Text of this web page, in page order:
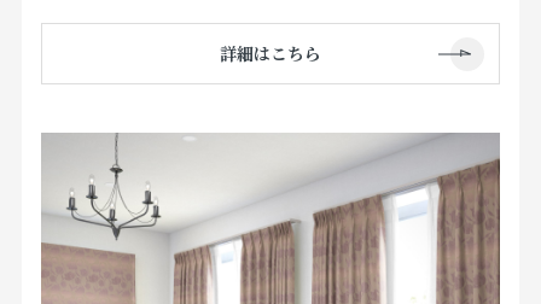
詳細はこちら